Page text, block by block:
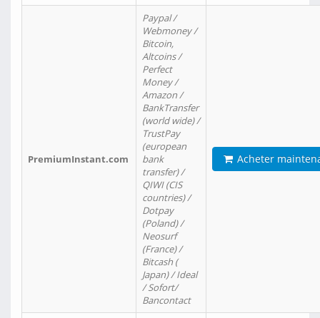
PremiumInstant.com
Paypal /
Webmoney /
Bitcoin,
Altcoins /
Perfect
Money /
Amazon /
BankTransfer
(world wide) /
TrustPay
(european
bank
transfer) /
QIWI (CIS
countries) /
Dotpay
(Poland) /
Neosurf
(France) /
Bitcash (
Japan) / Ideal
/ Sofort/
Bancontact
Acheter